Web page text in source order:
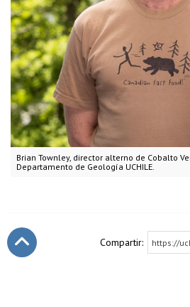
Brian Townley, director alterno de Cobalto
Departamento de Geología UCHILE.
Compartir: https://